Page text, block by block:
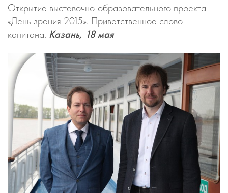
Открытие выставочно-образовательного проекта
«День зрения 2015». Приветственное слово
капитана. Казань, 18 мая